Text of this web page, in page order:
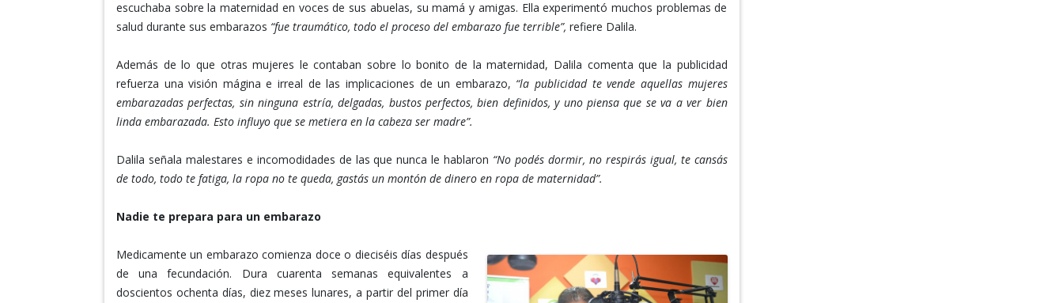
escuchaba sobre la maternidad en voces de sus abuelas, su mamá y amigas. Ella experimentó muchos problemas de
salud durante sus embarazos “fue traumático, todo el proceso del embarazo fue terrible”, refiere Dalila.
Además de lo que otras mujeres le contaban sobre lo bonito de la maternidad, Dalila comenta que la publicidad
refuerza una visión mágina e irreal de las implicaciones de un embarazo, “la publicidad te vende aquellas mujeres
embarazadas perfectas, sin ninguna estría, delgadas, bustos perfectos, bien definidos, y uno piensa que se va a ver bien
linda embarazada. Esto influyo que se metiera en la cabeza ser madre”.
Dalila señala malestares e incomodidades de las que nunca le hablaron “No podés dormir, no respirás igual, te cansás
de todo, todo te fatiga, la ropa no te queda, gastás un montón de dinero en ropa de maternidad”.
Nadie te prepara para un embarazo
Medicamente un embarazo comienza doce o dieciséis días después
de una fecundación. Dura cuarenta semanas equivalentes a
doscientos ochenta días, diez meses lunares, a partir del primer día